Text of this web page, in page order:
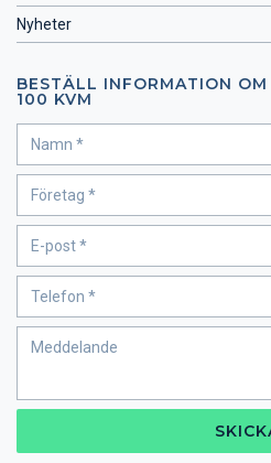
Nyheter
BESTÄLL INFORMATION
100 KVM